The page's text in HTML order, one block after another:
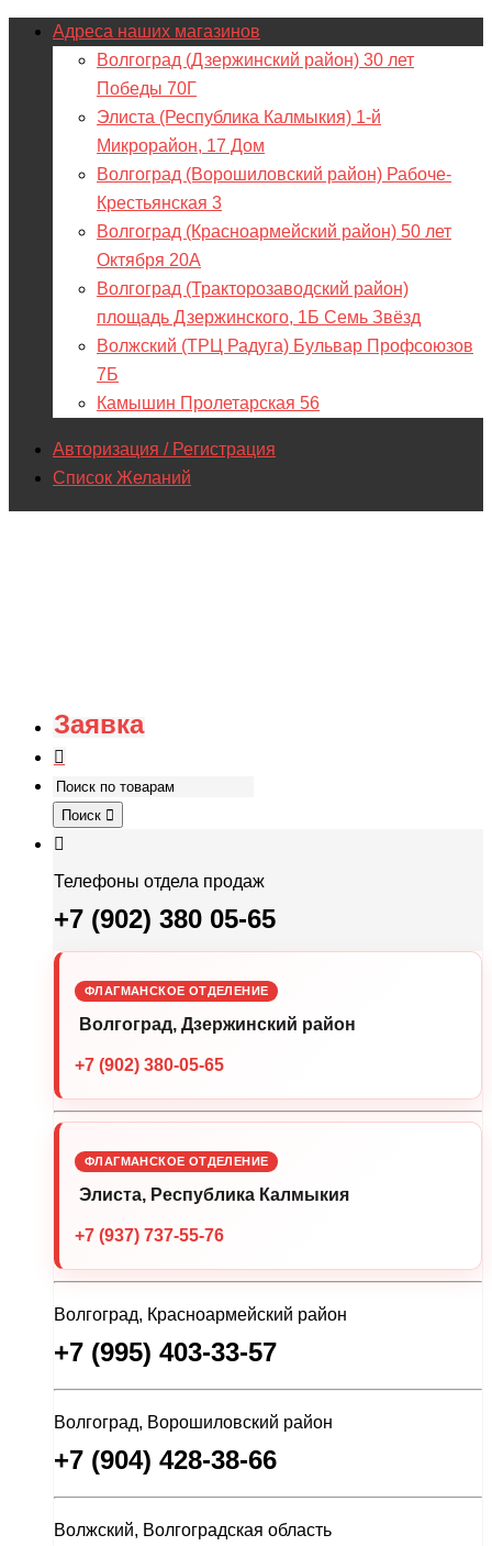
Адреса наших магазинов
Волгоград (Дзержинский район) 30 лет
Победы 70Г
Элиста (Республика Калмыкия) 1-й
Микрорайон, 17 Дом
Волгоград (Ворошиловский район) Рабоче-
Крестьянская 3
Волгоград (Красноармейский район) 50 лет
Октября 20А
Волгоград (Тракторозаводский район)
площадь Дзержинского, 1Б Семь Звёзд
Волжский (ТРЦ Радуга) Бульвар Профсоюзов
7Б
Камышин Пролетарская 56
Авторизация / Регистрация
Список Желаний
Заявка
Поиск
Телефоны отдела продаж
+7 (902) 380 05-65
ФЛАГМАНСКОЕ ОТДЕЛЕНИЕ
Волгоград, Дзержинский район
+7 (902) 380-05-65
ФЛАГМАНСКОЕ ОТДЕЛЕНИЕ
Элиста, Республика Калмыкия
+7 (937) 737-55-76
Волгоград, Красноармейский район
+7 (995) 403-33-57
Волгоград, Ворошиловский район
+7 (904) 428-38-66
Волжский, Волгоградская область